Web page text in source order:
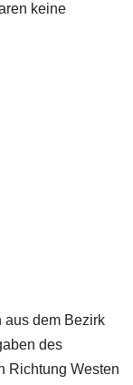
keine
aus dem Bezirk
des
Richtung Westen